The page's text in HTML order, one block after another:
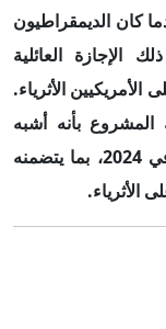
كان الديمقراطيون
العائلية
الأثرياء.
بأنه أشبه
ببرنامج حملة للانتخابات الرئاسية المقررة في 2024، بما يتضمنه
الأثرياء.